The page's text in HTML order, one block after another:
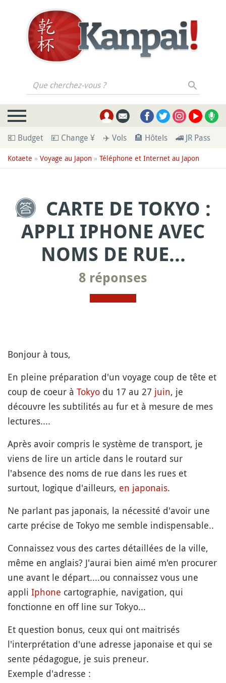
Que cherchez-vous ?
💶 Budget 💴 Change ¥ ✈️ Vols 🏨 Hôtels 🚄 JR Pass
Kotaete » Voyage au Japon » Téléphone et Internet au Japon
CARTE DE TOKYO :
APPLI IPHONE AVEC
NOMS DE RUE...
8 réponses
Bonjour à tous,
En pleine préparation d'un voyage coup de tête et
coup de coeur à Tokyo du 17 au 27 juin, je
découvre les subtilités au fur et à mesure de mes
lectures....
Après avoir compris le système de transport, je
viens de lire un article dans le routard sur
l'absence des noms de rue dans les rues et
surtout, logique d'ailleurs, en japonais.
Ne parlant pas japonais, la nécessité d'avoir une
carte précise de Tokyo me semble indispensable..
Connaissez vous des cartes détaillées de la ville,
même en anglais? J'aurai bien aimé m'en procurer
une avant le départ....ou connaissez vous une
appli Iphone cartographie, navigation, qui
fonctionne en off line sur Tokyo...
Et question bonus, ceux qui ont maitrisés
l'interprétation d'une adresse japonaise et qui se
sente pédagogue, je suis preneur.
Exemple d'adresse :